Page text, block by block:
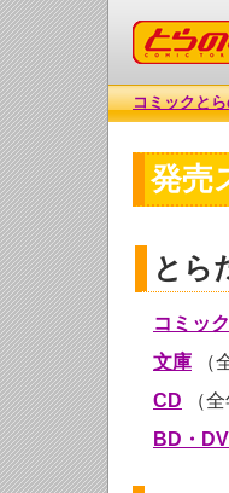
コミックと
コミックと
発売
とら
コミック
文庫 （
CD （
BD・